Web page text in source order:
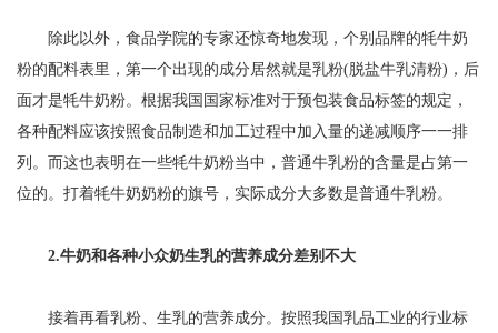
除此以外，食品学院的专家还惊奇地发现，个别品牌的牦牛奶
粉的配料表里，第一个出现的成分居然就是乳粉(脱盐牛乳清粉)，后
面才是牦牛奶粉。根据我国国家标准对于预包装食品标签的规定，
各种配料应该按照食品制造和加工过程中加入量的递减顺序一一排
列。而这也表明在一些牦牛奶粉当中，普通牛乳粉的含量是占第一
位的。打着牦牛奶奶粉的旗号，实际成分大多数是普通牛乳粉。
2.牛奶和各种小众奶生乳的营养成分差别不大
接着再看乳粉、生乳的营养成分。按照我国乳品工业的行业标